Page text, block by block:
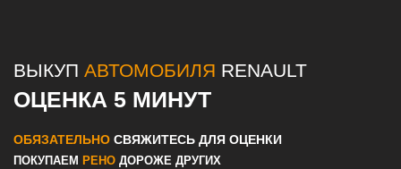
ВЫКУП АВТОМОБИЛЯ RENAULT
ОЦЕНКА 5 МИНУТ
ОБЯЗАТЕЛЬНО СВЯЖИТЕСЬ ДЛЯ ОЦЕНКИ
ПОКУПАЕМ РЕНО ДОРОЖЕ ДРУГИХ